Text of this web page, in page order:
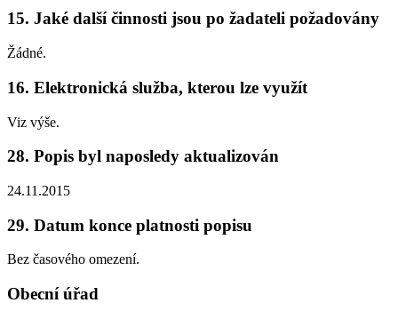
15. Jaké další činnosti jsou po žadateli požadovány
Žádné.
16. Elektronická služba, kterou lze využít
Viz výše.
28. Popis byl naposledy aktualizován
24.11.2015
29. Datum konce platnosti popisu
Bez časového omezení.
Obecní úřad